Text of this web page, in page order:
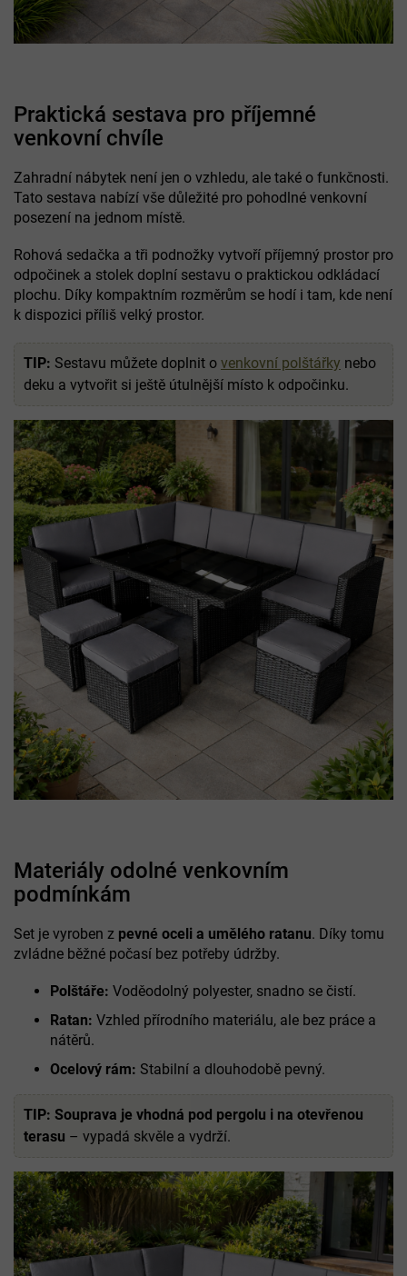
Praktická sestava pro příjemné
venkovní chvíle
Zahradní nábytek není jen o vzhledu, ale také o funkčnosti.
Tato sestava nabízí vše důležité pro pohodlné venkovní
posezení na jednom místě.
Rohová sedačka a tři podnožky vytvoří příjemný prostor pro
odpočinek a stolek doplní sestavu o praktickou odkládací
plochu. Díky kompaktním rozměrům se hodí i tam, kde není
k dispozici příliš velký prostor.
TIP: Sestavu můžete doplnit o venkovní polštářky nebo
deku a vytvořit si ještě útulnější místo k odpočinku.
Materiály odolné venkovním
podmínkám
Set je vyroben z pevné oceli a umělého ratanu. Díky tomu
zvládne běžné počasí bez potřeby údržby.
Polštáře: Voděodolný polyester, snadno se čistí.
Ratan: Vzhled přírodního materiálu, ale bez práce a
nátěrů.
Ocelový rám: Stabilní a dlouhodobě pevný.
TIP: Souprava je vhodná pod pergolu i na otevřenou
terasu – vypadá skvěle a vydrží.